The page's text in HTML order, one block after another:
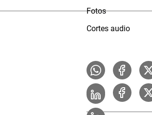
Fotos
Cortes audio